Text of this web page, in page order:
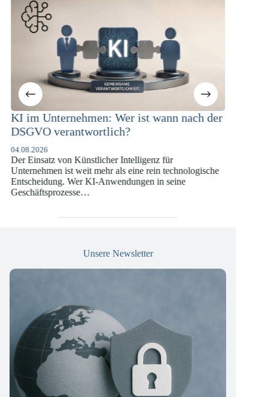
der
KI-Compliance in der
Versicherungswirtschaft mit DORA,
07.07.2026
Die europäische Digitalregulierung hat in den
vergangenen Jahren eine enorme Komplexität erreicht,
die insbesondere Unternehmen der Finanz- und
Unsere Newsletter